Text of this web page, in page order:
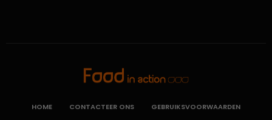
HOME CONTACTEER ONS
GEBRUIKSVOORWAARDEN